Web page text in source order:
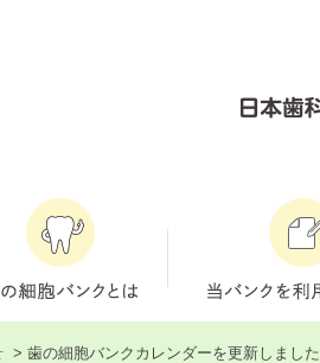
> 歯の細胞バンクカレンダーを更新しました